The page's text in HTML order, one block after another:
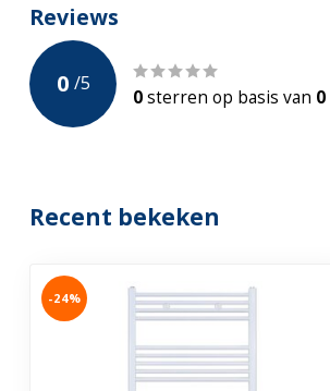
Reviews
0 /5
0sterren op basis van 0
Recent bekeken
-24%